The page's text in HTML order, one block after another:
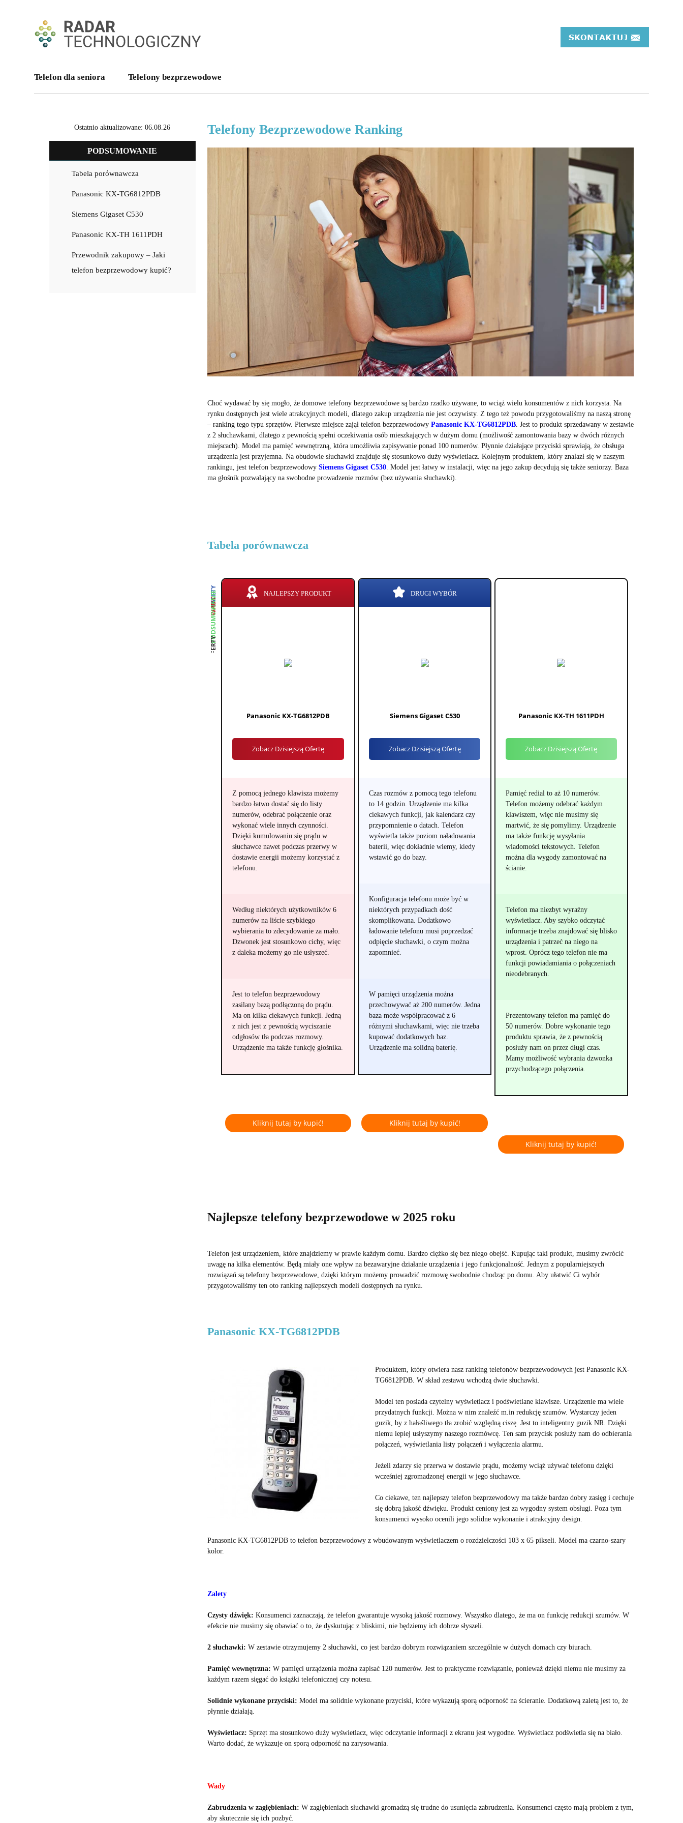
Telefon dla seniora Telefony bezprzewodowe
Ostatnio aktualizowane: 06.08.26
PODSUMOWANIE
Tabela porównawcza
Panasonic KX-TG6812PDB
Siemens Gigaset C530
Panasonic KX-TH 1611PDH
Przewodnik zakupowy – Jaki
telefon bezprzewodowy kupić?
Telefony Bezprzewodowe Ranking
Choć wydawać by się mogło, że domowe telefony bezprzewodowe są bardzo rzadko używane, to wciąż wielu konsumentów z nich korzysta. Na
rynku dostępnych jest wiele atrakcyjnych modeli, dlatego zakup urządzenia nie jest oczywisty. Z tego też powodu przygotowaliśmy na naszą stronę
– ranking tego typu sprzętów. Pierwsze miejsce zajął telefon bezprzewodowy Panasonic KX-TG6812PDB. Jest to produkt sprzedawany w zestawie
z 2 słuchawkami, dlatego z pewnością spełni oczekiwania osób mieszkających w dużym domu (możliwość zamontowania bazy w dwóch różnych
miejscach). Model ma pamięć wewnętrzną, która umożliwia zapisywanie ponad 100 numerów. Płynnie działające przyciski sprawiają, że obsługa
urządzenia jest przyjemna. Na obudowie słuchawki znajduje się stosunkowo duży wyświetlacz. Kolejnym produktem, który znalazł się w naszym
rankingu, jest telefon bezprzewodowy Siemens Gigaset C530. Model jest łatwy w instalacji, więc na jego zakup decydują się także seniorzy. Baza
ma głośnik pozwalający na swobodne prowadzenie rozmów (bez używania słuchawki).
Tabela porównawcza
ZALETY
WADY
PODSUMOWANIE
OFERTY
NAJLEPSZY PRODUKT
Panasonic KX-TG6812PDB
Zobacz Dzisiejszą Ofertę
Z pomocą jednego klawisza możemy
bardzo łatwo dostać się do listy
numerów, odebrać połączenie oraz
wykonać wiele innych czynności.
Dzięki kumulowaniu się prądu w
słuchawce nawet podczas przerwy w
dostawie energii możemy korzystać z
telefonu.
Według niektórych użytkowników 6
numerów na liście szybkiego
wybierania to zdecydowanie za mało.
Dzwonek jest stosunkowo cichy, więc
z daleka możemy go nie usłyszeć.
Jest to telefon bezprzewodowy
zasilany bazą podłączoną do prądu.
Ma on kilka ciekawych funkcji. Jedną
z nich jest z pewnością wyciszanie
odgłosów tła podczas rozmowy.
Urządzenie ma także funkcję głośnika.
Kliknij tutaj by kupić!
DRUGI WYBÓR
Siemens Gigaset C530
Zobacz Dzisiejszą Ofertę
Czas rozmów z pomocą tego telefonu
to 14 godzin. Urządzenie ma kilka
ciekawych funkcji, jak kalendarz czy
przypomnienie o datach. Telefon
wyświetla także poziom naładowania
baterii, więc dokładnie wiemy, kiedy
wstawić go do bazy.
Konfiguracja telefonu może być w
niektórych przypadkach dość
skomplikowana. Dodatkowo
ładowanie telefonu musi poprzedzać
odpięcie słuchawki, o czym można
zapomnieć.
W pamięci urządzenia można
przechowywać aż 200 numerów. Jedna
baza może współpracować z 6
różnymi słuchawkami, więc nie trzeba
kupować dodatkowych baz.
Urządzenie ma solidną baterię.
Kliknij tutaj by kupić!
Panasonic KX-TH 1611PDH
Zobacz Dzisiejszą Ofertę
Pamięć redial to aż 10 numerów.
Telefon możemy odebrać każdym
klawiszem, więc nie musimy się
martwić, że się pomylimy. Urządzenie
ma także funkcję wysyłania
wiadomości tekstowych. Telefon
można dla wygody zamontować na
ścianie.
Telefon ma niezbyt wyraźny
wyświetlacz. Aby szybko odczytać
informacje trzeba znajdować się blisko
urządzenia i patrzeć na niego na
wprost. Oprócz tego telefon nie ma
funkcji powiadamiania o połączeniach
nieodebranych.
Prezentowany telefon ma pamięć do
50 numerów. Dobre wykonanie tego
produktu sprawia, że z pewnością
posłuży nam on przez długi czas.
Mamy możliwość wybrania dzwonka
przychodzącego połączenia.
Kliknij tutaj by kupić!
Najlepsze telefony bezprzewodowe w 2025 roku
Telefon jest urządzeniem, które znajdziemy w prawie każdym domu. Bardzo ciężko się bez niego obejść. Kupując taki produkt, musimy zwrócić
uwagę na kilka elementów. Będą miały one wpływ na bezawaryjne działanie urządzenia i jego funkcjonalność. Jednym z popularniejszych
rozwiązań są telefony bezprzewodowe, dzięki którym możemy prowadzić rozmowę swobodnie chodząc po domu. Aby ułatwić Ci wybór
przygotowaliśmy ten oto ranking najlepszych modeli dostępnych na rynku.
Panasonic KX-TG6812PDB
Produktem, który otwiera nasz ranking telefonów bezprzewodowych jest Panasonic KX-
TG6812PDB. W skład zestawu wchodzą dwie słuchawki.
Model ten posiada czytelny wyświetlacz i podświetlane klawisze. Urządzenie ma wiele
przydatnych funkcji. Można w nim znaleźć m.in redukcję szumów. Wystarczy jeden
guzik, by z hałaśliwego tła zrobić względną ciszę. Jest to inteligentny guzik NR. Dzięki
niemu lepiej usłyszymy naszego rozmówcę. Ten sam przycisk posłuży nam do odbierania
połączeń, wyświetlania listy połączeń i wyłączenia alarmu.
Jeżeli zdarzy się przerwa w dostawie prądu, możemy wciąż używać telefonu dzięki
wcześniej zgromadzonej energii w jego słuchawce.
Co ciekawe, ten najlepszy telefon bezprzewodowyma także bardzo dobry zasięg i cechuje
się dobrą jakość dźwięku. Produkt ceniony jest za wygodny system obsługi. Poza tym
konsumenci wysoko ocenili jego solidne wykonanie i atrakcyjny design.
Panasonic KX-TG6812PDB to telefon bezprzewodowy z wbudowanym wyświetlaczem o rozdzielczości 103 x 65 pikseli. Model ma czarno-szary
kolor.
Zalety
Czysty dźwięk: Konsumenci zaznaczają, że telefon gwarantuje wysoką jakość rozmowy. Wszystko dlatego, że ma on funkcję redukcji szumów. W
efekcie nie musimy się obawiać o to, że dyskutując z bliskimi, nie będziemy ich dobrze słyszeli.
2 słuchawki: W zestawie otrzymujemy 2 słuchawki, co jest bardzo dobrym rozwiązaniem szczególnie w dużych domach czy biurach.
Pamięć wewnętrzna: W pamięci urządzenia można zapisać 120 numerów. Jest to praktyczne rozwiązanie, ponieważ dzięki niemu nie musimy za
każdym razem sięgać do książki telefonicznej czy notesu.
Solidnie wykonane przyciski: Model ma solidnie wykonane przyciski, które wykazują sporą odporność na ścieranie. Dodatkową zaletą jest to, że
płynnie działają.
Wyświetlacz: Sprzęt ma stosunkowo duży wyświetlacz, więc odczytanie informacji z ekranu jest wygodne. Wyświetlacz podświetla się na biało.
Warto dodać, że wykazuje on sporą odporność na zarysowania.
Wady
Zabrudzenia w zagłębieniach: W zagłębieniach słuchawki gromadzą się trudne do usunięcia zabrudzenia. Konsumenci często mają problem z tym,
aby skutecznie się ich pozbyć.